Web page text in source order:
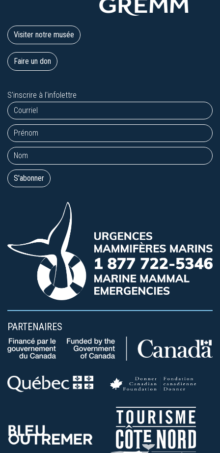
Visiter notre musée
Faire un don
S'inscrire à l'infolettre
PARTENAIRES